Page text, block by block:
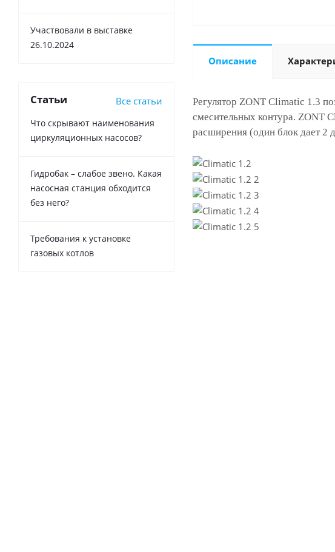
Описание
Регулятор ZONT Climatic 1.3
смесительных контура. ZONT
расширения (один блок дает 2
Участвовали в выставке
26.10.2024
Статьи Все статьи
Что скрывают наименования
циркуляционных насосов?
Гидробак – слабое звено. Какая
насосная станция обходится
без него?
Требования к установке
газовых котлов